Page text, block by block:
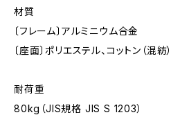
材質
〔フレーム〕アルミニウム合金
〔座面〕ポリエステル、コットン（混紡）
耐荷重
80kg（JIS規格 JIS S 1203）